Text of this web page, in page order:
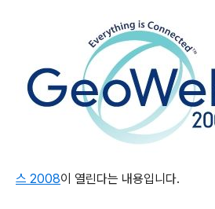
스 2008이 열린다는 내용입니다.